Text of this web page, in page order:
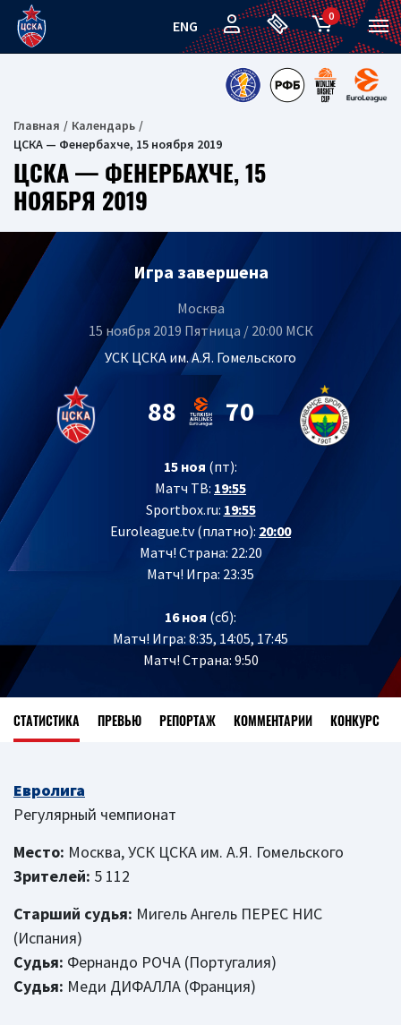
ENG
0
Главная
Календарь
ЦСКА — Фенербахче, 15 ноября 2019
ЦСКА — ФЕНЕРБАХЧЕ, 15
НОЯБРЯ 2019
Игра завершена
Москва
15 ноября 2019 Пятница / 20:00 МСК
УСК ЦСКА им. А.Я. Гомельского
88 70
15 ноя (пт):
Матч ТВ: 19:55
Sportbox.ru: 19:55
Euroleague.tv (платно): 20:00
Матч! Страна: 22:20
Матч! Игра: 23:35
16 ноя (сб):
Матч! Игра: 8:35, 14:05, 17:45
Матч! Страна: 9:50
СТАТИСТИКА ПРЕВЬЮ РЕПОРТАЖ КОММЕНТАРИИ КОНКУРС
Евролига
Регулярный чемпионат
Место: Москва, УСК ЦСКА им. А.Я. Гомельского
Зрителей: 5 112
Старший судья: Мигель Ангель ПЕРЕС НИС
(Испания)
Судья: Фернандо РОЧА (Португалия)
Судья: Меди ДИФАЛЛА (Франция)